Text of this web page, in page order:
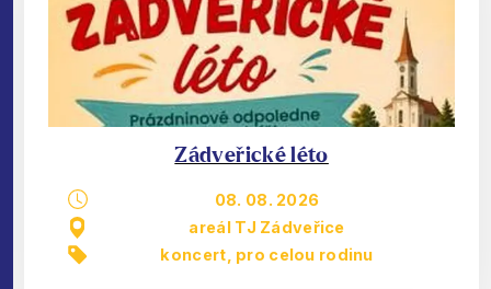
Zádveřické léto
08. 08. 2026
areál TJ Zádveřice
koncert pro celou rodinu